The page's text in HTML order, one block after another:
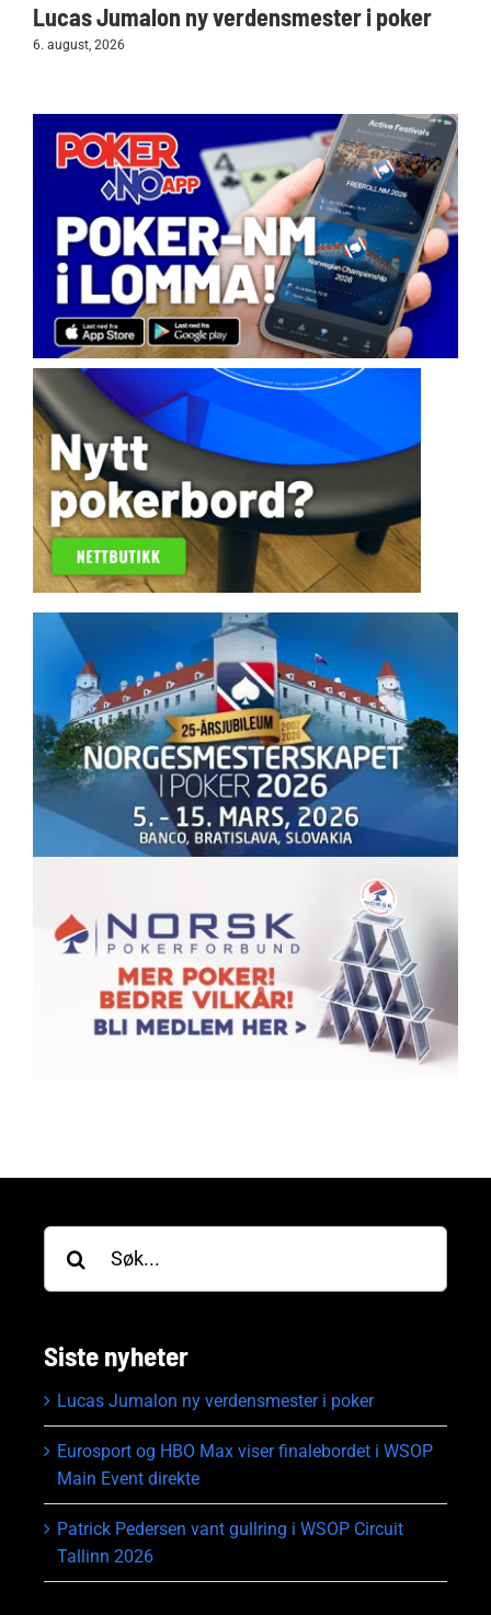
Lucas Jumalon ny verdensmester i poker
6. august, 2026
Søk
etter:
Siste nyheter
Lucas Jumalon ny verdensmester i poker
Eurosport og HBO Max viser finalebordet i WSOP
Main Event direkte
Patrick Pedersen vant gullring i WSOP Circuit
Tallinn 2026